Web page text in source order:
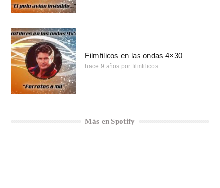
Filmfilicos en las ondas 4×30
hace 9 años por filmfilicos
Más en Spotify